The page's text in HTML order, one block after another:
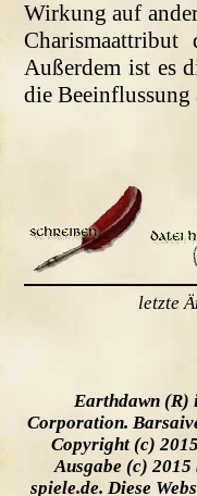
Wirkung auf
Außerdem ist es
die Beeinflussung
letzte
Earthdawn (R)
Corporation.
Copyright (c)
Ausgabe (c) 2015
spiele.de. Diese